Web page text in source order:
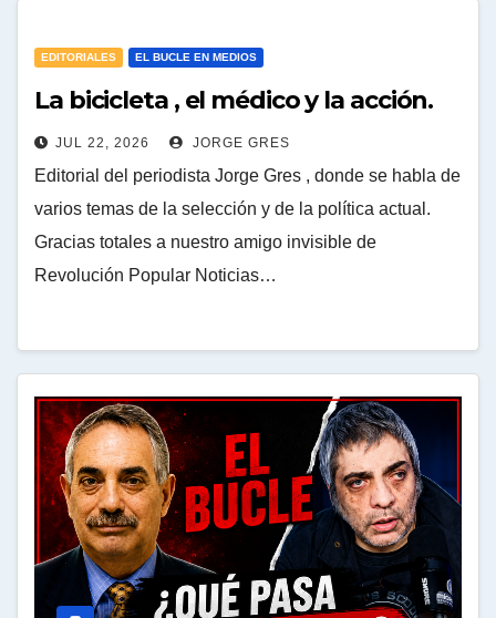
EDITORIALES EL BUCLE EN MEDIOS
La bicicleta , el médico y la acción.
JUL 22, 2026 JORGE GRES
Editorial del periodista Jorge Gres , donde se habla de
varios temas de la selección y de la política actual.
Gracias totales a nuestro amigo invisible de
Revolución Popular Noticias…